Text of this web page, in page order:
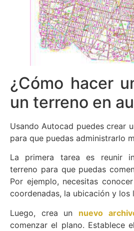
¿Cómo hacer
un terreno en
Usando Autocad puedes crear
para que puedas administrarlo
La primera tarea es reunir
terreno para que puedas
Por ejemplo, necesitas
coordenadas, la ubicación y los
Luego, crea un nuevo
comenzar el plano. Establece